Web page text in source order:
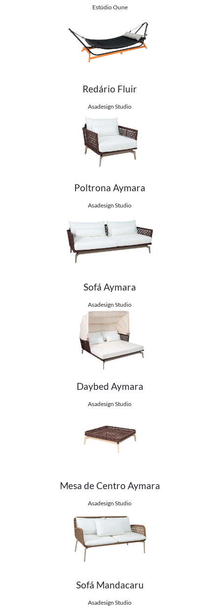
Estúdio Oune
Ver detalhes do produto
Redário Fluir
Asadesign Studio
Ver detalhes do produto
Poltrona Aymara
Asadesign Studio
Ver detalhes do produto
Sofá Aymara
Asadesign Studio
Ver detalhes do produto
Daybed Aymara
Asadesign Studio
Ver detalhes do produto
Mesa de Centro Aymara
Asadesign Studio
Ver detalhes do produto
Sofá Mandacaru
Asadesign Studio